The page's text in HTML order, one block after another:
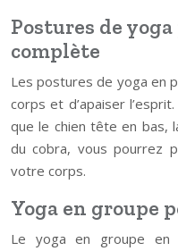
Postures de
complète
Les postures de yoga en
corps et d’apaiser
que le chien tête en bas,
du cobra, vous pourrez
votre corps.
Yoga en groupe
Le yoga en groupe en